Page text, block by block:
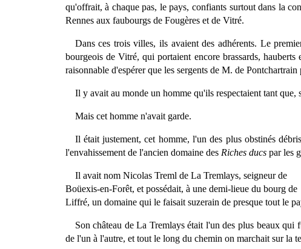
qu'offrait, à chaque pas, le pays, confiants surtout dans la
Rennes aux faubourgs de Fougères et de Vitré.
Dans ces trois villes, ils avaient des adhérents. Le
bourgeois de Vitré, qui portaient encore brassards,
raisonnable d'espérer que les sergents de M. de
Il y avait au monde un homme qu'ils respectaient tant
Mais cet homme n'avait garde.
Il était justement, cet homme, l'un des plus obstinés
l'envahissement de l'ancien domaine des Riches ducspar les
Il avait nom Nicolas Treml de La Tremlays, seigneur de
Boüexis-en-Forêt, et possédait, à une demi-lieue du bourg de
Liffré, un domaine qui le faisait suzerain de presque tout le
Son château de La Tremlays était l'un des plus beaux
de l'un à l'autre, et tout le long du chemin on marchait sur la